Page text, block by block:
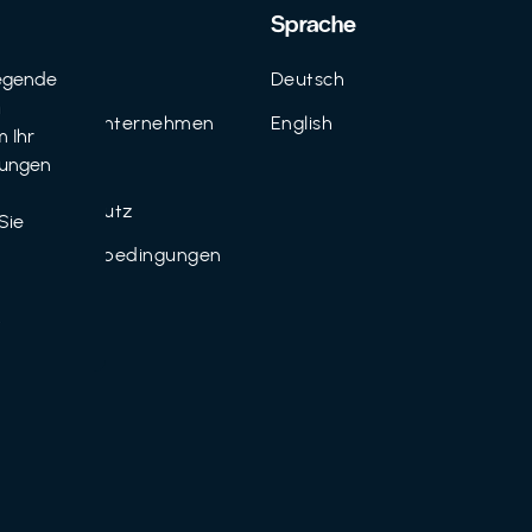
Kontakt
FAQ für Unternehmen
Imprint
Datenschutz
Nutzungsbedingungen
Sprache
Deutsch
English
Ihr